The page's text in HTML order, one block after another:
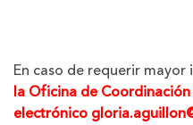
En caso de requerir mayor
la Oficina de
electrónico